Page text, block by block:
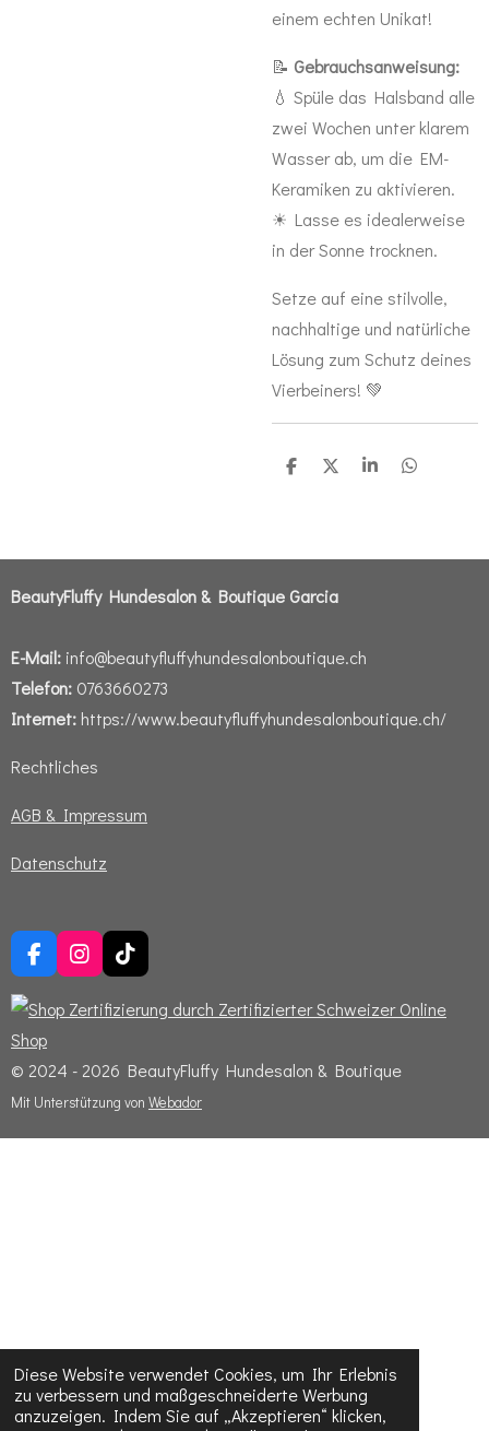
Diese Website verwendet Cookies, um Ihr Erlebnis
zu verbessern und maßgeschneiderte Werbung
anzuzeigen. Indem Sie auf „Akzeptieren“ klicken,
einem echten Unikat!
📝 Gebrauchsanweisung:
💧 Spüle das Halsband alle
zwei Wochen unter klarem
Wasser ab, um die EM-
Keramiken zu aktivieren.
☀ Lasse es idealerweise
in der Sonne trocknen.
Setze auf eine stilvolle,
nachhaltige und natürliche
Lösung zum Schutz deines
Vierbeiners! 💚
T
n
T
n
T
n
T
n
BeautyFluffy Hundesalon & Boutique Garcia
E-Mail: info@beautyfluffyhundesalonboutique.ch
Telefon: 0763660273
Internet: https://www.beautyfluffyhundesalonboutique.ch/
Rechtliches
AGB & Impressum
Datenschutz
F
a
c
e
b
o
k
I
n
s
t
g
a
T
i
k
T
k
© 2024 - 2026 BeautyFluffy Hundesalon & Boutique
Mit Unterstützung von Webador